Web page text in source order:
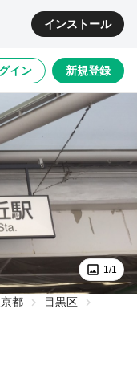
インストール
イン 新規登録
1/1
都
目黒区